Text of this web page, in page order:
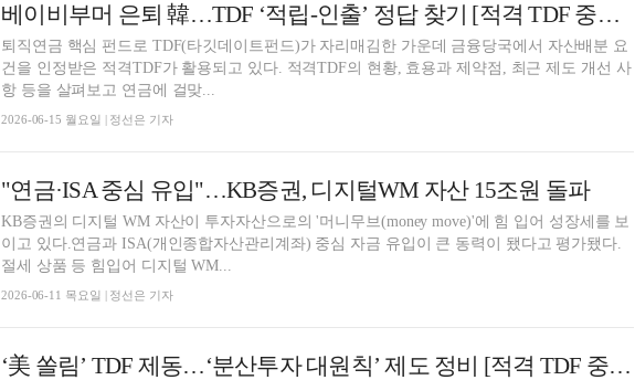
베이비부머 은퇴 韓…TDF ‘적립-인출’ 정답 찾기 [적격 TDF 중간점검 (하)]
퇴직연금 핵심 펀드로 TDF(타깃데이트펀드)가 자리매김한 가운데 금융당국에서 자산배분 요
건을 인정받은 적격TDF가 활용되고 있다. 적격TDF의 현황, 효용과 제약점, 최근 제도 개선 사
항 등을 살펴보고 연금에 걸맞...
2026-06-15 월요일 | 정선은 기자
"연금·ISA 중심 유입"…KB증권, 디지털WM 자산 15조원 돌파
KB증권의 디지털 WM 자산이 투자자산으로의 '머니무브(money move)'에 힘 입어 성장세를 보
이고 있다.연금과 ISA(개인종합자산관리계좌) 중심 자금 유입이 큰 동력이 됐다고 평가됐다.
절세 상품 등 힘입어 디지털 WM...
2026-06-11 목요일 | 정선은 기자
‘美 쏠림’ TDF 제동…‘분산투자 대원칙’ 제도 정비 [적격 TDF 중간점검 (중)]